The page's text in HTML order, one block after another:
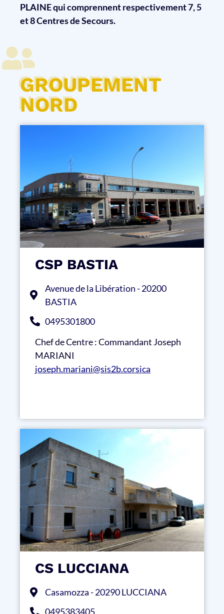
PLAINE qui comprennent respectivement 7, 5
et 8 Centres de Secours.
GROUPEMENT
NORD
CSP BASTIA
Avenue de la Libération - 20200
BASTIA
0495301800
Chef de Centre : Commandant Joseph
MARIANI
joseph.mariani@sis2b.corsica
CS LUCCIANA
Casamozza - 20290 LUCCIANA
0495383405